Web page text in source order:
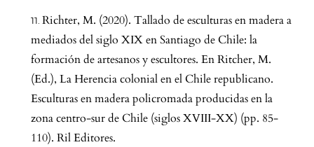
Richter, M. (2020). Tallado de esculturas en madera a
mediados del siglo XIX en Santiago de Chile: la
formación de artesanos y escultores. En Ritcher, M.
(Ed.), La Herencia colonial en el Chile republicano.
Esculturas en madera policromada producidas en la
zona centro-sur de Chile (siglos XVIII-XX) (pp. 85-
110). Ril Editores.